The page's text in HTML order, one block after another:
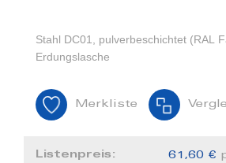
Stahl DC01, pulverbeschichtet (RAL
Erdungslasche
Merkliste
Listenpreis: 61,60 €